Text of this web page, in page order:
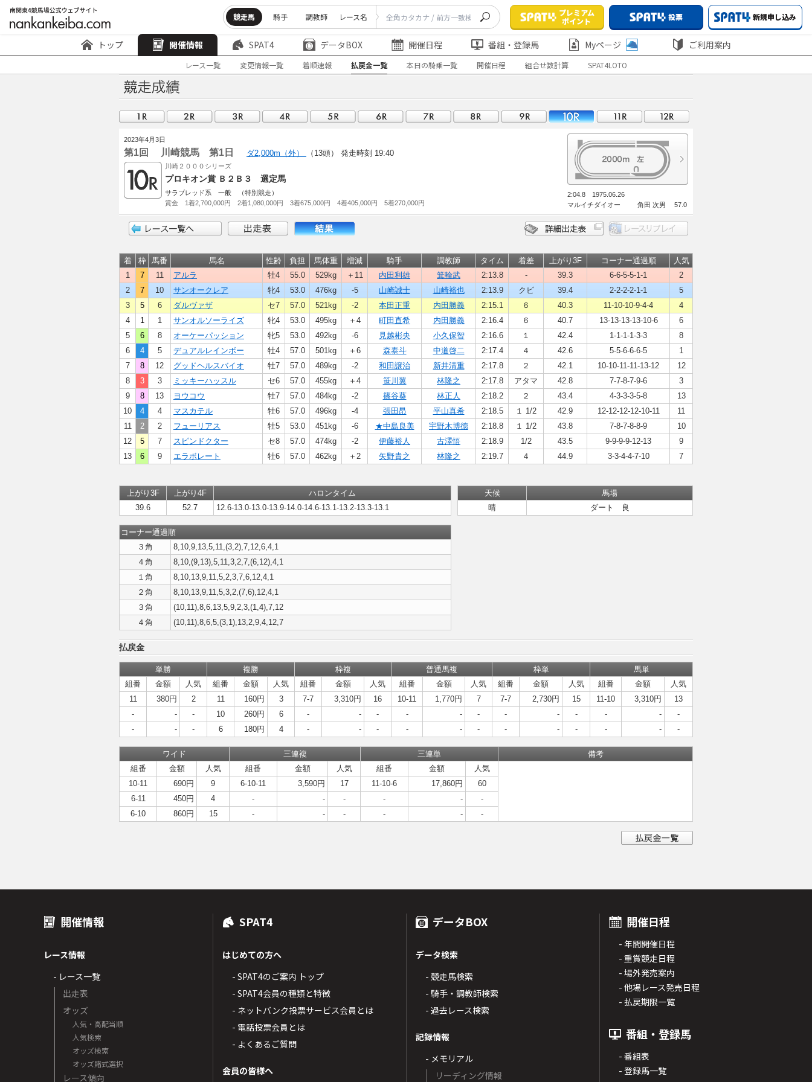
競走馬 騎手 調教師 レース名
プレミアム
ポイント
投票 新規申し込み
トップ 開催情報 SPAT4 データBOX 開催日程 番組・登録馬 Myページ ご利用案内
レース一覧 変更情報一覧 着順速報 払戻金一覧 本日の騎乗一覧 開催日程 組合せ数計算 SPAT4LOTO
2023年4月3日
第1回 川崎競馬 第1日 ダ2,000m（外） （13頭） 発走時刻 19:40
川崎２０００シリーズ
プロキオン賞 Ｂ２Ｂ３ 選定馬
サラブレッド系 一般 （特別競走）
賞金 1着2,700,000円 2着1,080,000円 3着675,000円 4着405,000円 5着270,000円
2:04.8 1975.06.26
マルイチダイオー 角田 次男 57.0
着 枠 馬番 馬名 性齢 負担 馬体重 増減 騎手 調教師 タイム 着差 上がり3F コーナー通過順
人気
1
7 11 アルラ 牡4 55.0 529kg ＋11 内田利雄 箕輪武 2:13.8 - 39.3 6-6-5-5-1-1
2
2
7 10 サンオークレア 牝4 53.0 476kg -5 山崎誠士 山崎裕也 2:13.9 クビ 39.4 2-2-2-2-1-1
5
3
5 6 ダルヴァザ セ7 57.0 521kg -2 本田正重 内田勝義 2:15.1 ６ 40.3 11-10-10-9-4-4
4
4
1 1 サンオルソーライズ 牝4 53.0 495kg ＋4 町田直希 内田勝義 2:16.4 ６ 40.7 13-13-13-13-10-6
6
5
6 8 オーケーパッション 牝5 53.0 492kg -6 見越彬央 小久保智 2:16.6 １ 42.4 1-1-1-1-3-3
8
6
4 5 デュアルレインボー 牡4 57.0 501kg ＋6 森泰斗 中道啓二 2:17.4 ４ 42.6 5-5-6-6-6-5
1
7
8 12 グッドヘルスバイオ 牡7 57.0 489kg -2 和田譲治 新井清重 2:17.8 ２ 42.1 10-10-11-11-13-12
12
8
3 3 ミッキーハッスル セ6 57.0 455kg ＋4 笹川翼 林隆之 2:17.8 アタマ 42.8 7-7-8-7-9-6
3
9
8 13 ヨウコウ 牡7 57.0 484kg -2 篠谷葵 林正人 2:18.2 ２ 43.4 4-3-3-3-5-8
13
10
4 4 マスカテル 牡6 57.0 496kg -4 張田昂 平山真希 2:18.5 １ 1/2 42.9 12-12-12-12-10-11
11
11
2 2 フューリアス 牡5 53.0 451kg -6 ★中島良美 宇野木博徳 2:18.8 １ 1/2 43.8 7-8-7-8-8-9
10
12
5 7 スピンドクター セ8 57.0 474kg -2 伊藤裕人 古澤悟 2:18.9 1/2 43.5 9-9-9-9-12-13
9
13
6 9 エラボレート 牡6 57.0 462kg ＋2 矢野貴之 林隆之 2:19.7 ４ 44.9 3-3-4-4-7-10 7
上がり3F 上がり4F
ハロンタイム
39.6
52.7 12.6-13.0-13.0-13.9-14.0-14.6-13.1-13.2-13.3-13.1
コーナー通過順
３角
8,10,9,13,5,11,(3,2),7,12,6,4,1
４角
8,10,(9,13),5,11,3,2,7,(6,12),4,1
１角
8,10,13,9,11,5,2,3,7,6,12,4,1
２角
8,10,13,9,11,5,3,2,(7,6),12,4,1
３角
(10,11),8,6,13,5,9,2,3,(1,4),7,12
４角
(10,11),8,6,5,(3,1),13,2,9,4,12,7
天候
馬場
晴
ダート 良
払戻金
単勝 複勝 枠複 普通馬複 枠単
馬単
組番
金額 人気 組番 金額 人気 組番 金額 人気 組番 金額 人気 組番 金額 人気 組番 金額
人気
11
380円 2 11 160円 3 7-7 3,310円 16 10-11 1,770円 7 7-7 2,730円 15 11-10 3,310円
13
-
- - 10 260円 6 - - - - - - - - - - -
-
-
- - 6 180円 4 - - - - - - - - - - - -
ワイド 三連複 三連単
備考
組番
金額 人気 組番 金額 人気 組番 金額
人気
10-11
690円 9 6-10-11 3,590円 17 11-10-6 17,860円
60
6-11
450円 4 - - - - -
-
6-10
860円 15 - - - - - -
開催情報
レース情報
- レース一覧
出走表
オッズ
人気・高配当順
人気検索
オッズ検索
オッズ賭式選択
レース傾向
SPAT4
はじめての方へ
- SPAT4のご案内 トップ
- SPAT4会員の種類と特徴
- ネットバンク投票サービス会員とは
- 電話投票会員とは
- よくあるご質問
会員の皆様へ
データBOX
データ検索
- 競走馬検索
- 騎手・調教師検索
- 過去レース検索
記録情報
- メモリアル
リーディング情報
開催日程
- 年間開催日程
- 重賞競走日程
- 場外発売案内
- 他場レース発売日程
- 払戻期限一覧
番組・登録馬
- 番組表
- 登録馬一覧